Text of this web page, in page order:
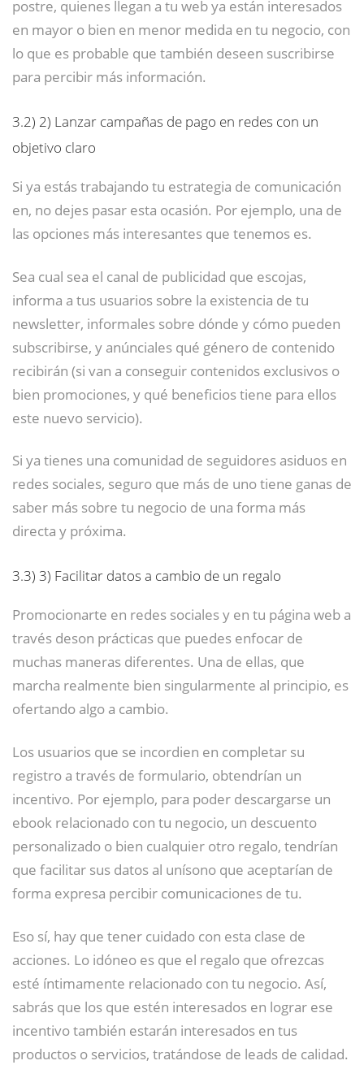
postre, quienes llegan a tu web ya están interesados
en mayor o bien en menor medida en tu negocio, con
lo que es probable que también deseen suscribirse
para percibir más información.
3.2) 2) Lanzar campañas de pago en redes con un
objetivo claro
Si ya estás trabajando tu estrategia de comunicación
en, no dejes pasar esta ocasión. Por ejemplo, una de
las opciones más interesantes que tenemos es.
Sea cual sea el canal de publicidad que escojas,
informa a tus usuarios sobre la existencia de tu
newsletter, informales sobre dónde y cómo pueden
subscribirse, y anúnciales qué género de contenido
recibirán (si van a conseguir contenidos exclusivos o
bien promociones, y qué beneficios tiene para ellos
este nuevo servicio).
Si ya tienes una comunidad de seguidores asiduos en
redes sociales, seguro que más de uno tiene ganas de
saber más sobre tu negocio de una forma más
directa y próxima.
3.3) 3) Facilitar datos a cambio de un regalo
Promocionarte en redes sociales y en tu página web a
través deson prácticas que puedes enfocar de
muchas maneras diferentes. Una de ellas, que
marcha realmente bien singularmente al principio, es
ofertando algo a cambio.
Los usuarios que se incordien en completar su
registro a través de formulario, obtendrían un
incentivo. Por ejemplo, para poder descargarse un
ebook relacionado con tu negocio, un descuento
personalizado o bien cualquier otro regalo, tendrían
que facilitar sus datos al unísono que aceptarían de
forma expresa percibir comunicaciones de tu.
Eso sí, hay que tener cuidado con esta clase de
acciones. Lo idóneo es que el regalo que ofrezcas
esté íntimamente relacionado con tu negocio. Así,
sabrás que los que estén interesados en lograr ese
incentivo también estarán interesados en tus
productos o servicios, tratándose de leads de calidad.